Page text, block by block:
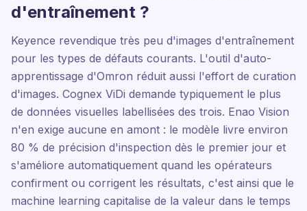
d'entraînement ?
Keyence revendique très peu d'images d'entraînement
pour les types de défauts courants. L'outil d'auto-
apprentissage d'Omron réduit aussi l'effort de curation
d'images. Cognex ViDi demande typiquement le plus
de données visuelles labellisées des trois. Enao Vision
n'en exige aucune en amont : le modèle livre environ
80 % de précision d'inspection dès le premier jour et
s'améliore automatiquement quand les opérateurs
confirment ou corrigent les résultats, c'est ainsi que le
machine learning capitalise de la valeur dans le temps